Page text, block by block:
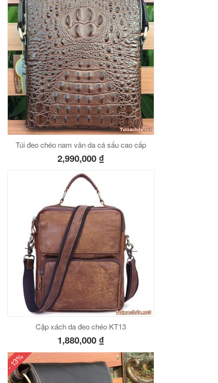
Túi đeo chéo nam vân da cá sấu cao cấp
2,990,000 ₫
Cặp xách da đeo chéo KT13
1,880,000 ₫
- 13%